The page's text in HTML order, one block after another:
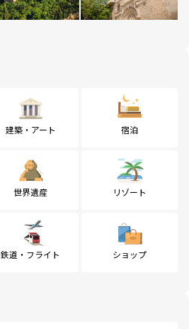
建築・アート 宿泊
世界遺産 リゾート
鉄道・フライト ショップ